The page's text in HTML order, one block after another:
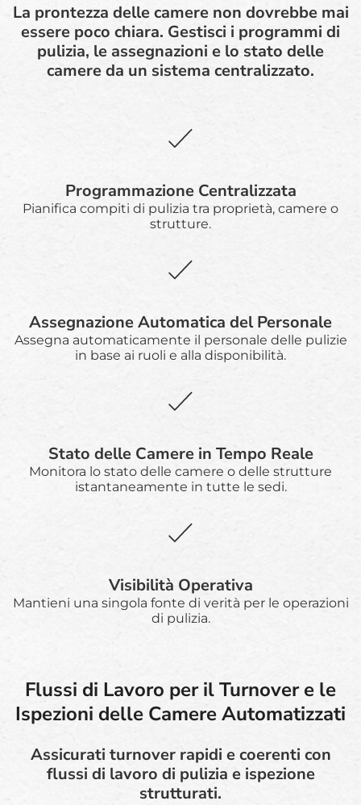
La prontezza delle camere non dovrebbe mai
essere poco chiara. Gestisci i programmi di
pulizia, le assegnazioni e lo stato delle
camere da un sistema centralizzato.
Programmazione Centralizzata
Pianifica compiti di pulizia tra proprietà, camere o
strutture.
Assegnazione Automatica del Personale
Assegna automaticamente il personale delle pulizie
in base ai ruoli e alla disponibilità.
Stato delle Camere in Tempo Reale
Monitora lo stato delle camere o delle strutture
istantaneamente in tutte le sedi.
Visibilità Operativa
Mantieni una singola fonte di verità per le operazioni
di pulizia.
Flussi di Lavoro per il Turnover e le
Ispezioni delle Camere Automatizzati
Assicurati turnover rapidi e coerenti con
flussi di lavoro di pulizia e ispezione
strutturati.